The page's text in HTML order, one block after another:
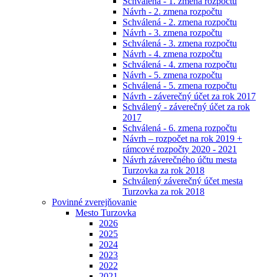
Návrh - 2. zmena rozpočtu
Schválená - 2. zmena rozpočtu
Návrh - 3. zmena rozpočtu
Schválená - 3. zmena rozpočtu
Návrh - 4. zmena rozpočtu
Schválená - 4. zmena rozpočtu
Návrh - 5. zmena rozpočtu
Schválená - 5. zmena rozpočtu
Návrh - záverečný účet za rok 2017
Schválený - záverečný účet za rok
2017
Schválená - 6. zmena rozpočtu
Návrh – rozpočet na rok 2019 +
rámcové rozpočty 2020 - 2021
Návrh záverečného účtu mesta
Turzovka za rok 2018
Schválený záverečný účet mesta
Turzovka za rok 2018
Povinné zverejňovanie
Mesto Turzovka
2026
2025
2024
2023
2022